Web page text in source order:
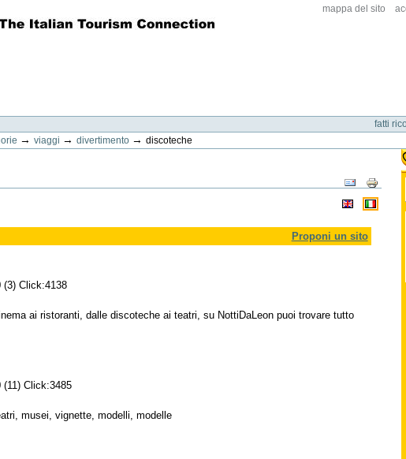
mappa del sito
fatti
→ viaggi → divertimento → discoteche
Azioni
sul
documento
Proponi un sito
(3) Click:4138
ai ristoranti, dalle discoteche ai teatri, su NottiDaLeon puoi trovare tutto
(11) Click:3485
musei, vignette, modelli, modelle